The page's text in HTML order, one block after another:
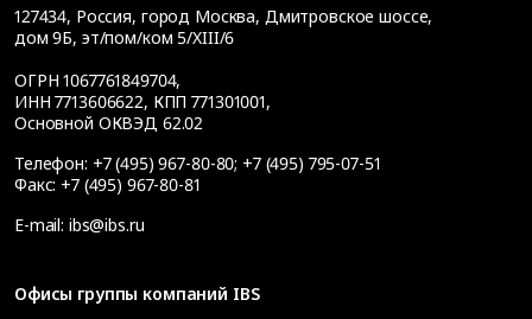
127434, Россия, город Москва, Дмитровское шоссе,
дом 9Б, эт/пом/ком 5/XIII/6
ОГРН 1067761849704,
ИНН 7713606622, КПП 771301001,
Основной ОКВЭД 62.02
Телефон: +7 (495) 967-80-80; +7 (495) 795-07-51
Факс: +7 (495) 967-80-81
E-mail: ibs@ibs.ru
Офисы группы компаний IBS